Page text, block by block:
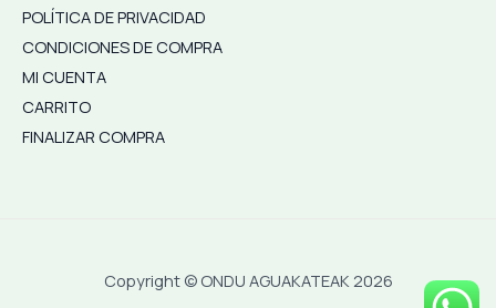
POLÍTICA DE PRIVACIDAD
CONDICIONES DE COMPRA
MI CUENTA
CARRITO
FINALIZAR COMPRA
Copyright © ONDU AGUAKATEAK 2026